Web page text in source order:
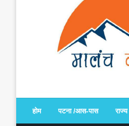
मालंच नई सुबह
सच हार नही सकता
होम पटना /आस-पास राज्य